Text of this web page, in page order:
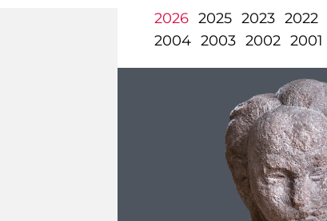
2026 2025 2023 2022
2004 2003 2002 2001